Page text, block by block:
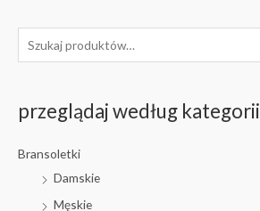
przeglądaj według kategorii
Bransoletki
Damskie
Męskie